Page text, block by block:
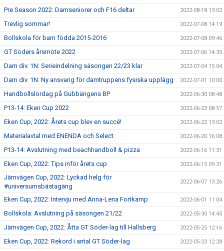
Pre Season 2022: Damseniorer och F16 deltar 2022-08-18 13:02
Trevlig sommar! 2022-07-08 14:19
Bollskola för barn födda 2015-2016 2022-07-08 09:46
GT Söders årsmöte 2022 2022-07-06 14:35
Dam div. 1N: Serieindelning säsongen 22/23 klar 2022-07-04 15:04
Dam div. 1N: Ny ansvarig för damtruppens fysiska upplägg 2022-07-01 10:00
Handbollslördag på Gubbängens BP 2022-06-30 08:48
P13-14: Eken Cup 2022 2022-06-23 08:57
Eken Cup, 2022: Årets cup blev en succé! 2022-06-22 13:02
Materialavtal med ENENDA och Select 2022-06-20 16:08
P13-14: Avslutning med beachhandboll & pizza 2022-06-16 11:31
Eken Cup, 2022: Tips inför årets cup 2022-06-15 09:31
Järnvägen Cup, 2022: Lyckad helg för
#universumsbästagäng
2022-06-07 13:26
Eken Cup, 2022: Intervju med Anna-Lena Fortkamp 2022-06-01 11:04
Bollskola: Avslutning på säsongen 21/22 2022-05-30 14:45
Järnvägen Cup, 2022: Åtta GT Söder-lag till Hallsberg 2022-05-25 12:16
Eken Cup, 2022: Rekord i antal GT Söder-lag 2022-05-23 12:28